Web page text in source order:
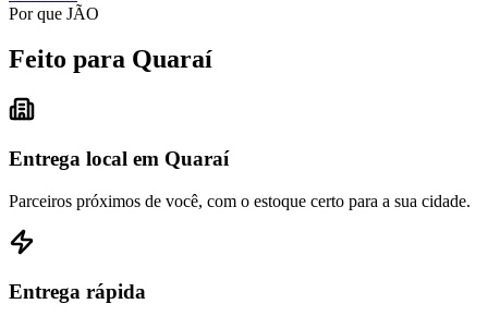
Por que JÃO
Feito para Quaraí
Entrega local em Quaraí
Parceiros próximos de você, com o estoque certo para a sua cidade.
Entrega rápida